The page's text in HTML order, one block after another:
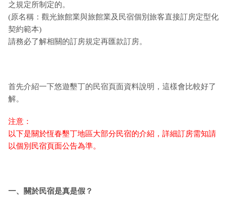
之規定所制定的。
(原名稱：觀光旅館業與旅館業及民宿個別旅客直接訂房定型化
契約範本)
請務必了解相關的訂房規定再匯款訂房。
首先介紹一下悠遊墾丁的民宿頁面資料說明，這樣會比較好了
解。
注意：
以下是關於恆春墾丁地區大部分民宿的介紹，詳細訂房需知請
以個別民宿頁面公告為準。
一、關於民宿是真是假？